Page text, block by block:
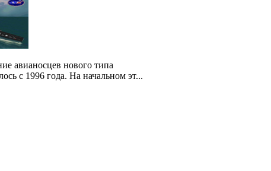
авианосцев нового типа
с 1996 года. На начальном эт...